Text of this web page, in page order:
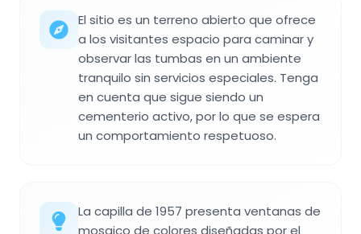
El sitio es un terreno abierto que ofrece
a los visitantes espacio para caminar y
observar las tumbas en un ambiente
tranquilo sin servicios especiales. Tenga
en cuenta que sigue siendo un
cementerio activo, por lo que se espera
un comportamiento respetuoso.
La capilla de 1957 presenta ventanas de
mosaico de colores diseñadas por el